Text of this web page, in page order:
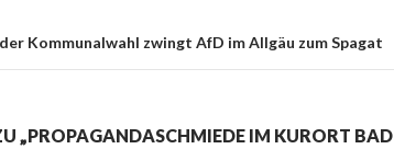
Kommunalwahl zwingt AfD im Allgäu zum Spagat
„PROPAGANDASCHMIEDE IM KURORT BAD